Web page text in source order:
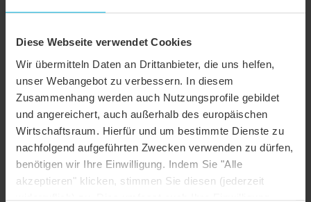
Diese Webseite verwendet Cookies
Wir übermitteln Daten an Drittanbieter, die uns helfen,
unser Webangebot zu verbessern. In diesem
Zusammenhang werden auch Nutzungsprofile gebildet
und angereichert, auch außerhalb des europäischen
Wirtschaftsraum. Hierfür und um bestimmte Dienste zu
nachfolgend aufgeführten Zwecken verwenden zu dürfen,
benötigen wir Ihre Einwilligung. Indem Sie "Alle
akzeptieren" klicken, stimmen Sie diesen (jederzeit
widerruflich) zu. Dies umfasst auch Ihre Einwilligung
DETAILS
MODELL DOMINO
Produktfamilie Glattziegel
Produktgruppe Dachziegel